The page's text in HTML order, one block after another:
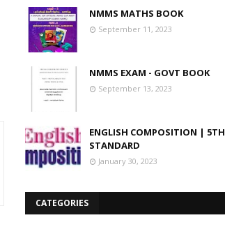
NMMS MATHS BOOK
September 11, 2023
NMMS EXAM - GOVT BOOK
September 13, 2023
ENGLISH COMPOSITION | 5TH
STANDARD
January 30, 2023
CATEGORIES